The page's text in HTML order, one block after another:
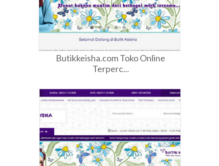
Butikkeisha.com Toko Online
Terperc...